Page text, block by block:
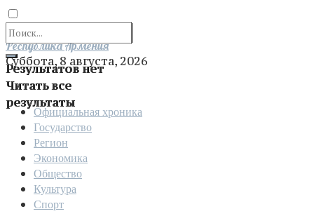
Результатов нет
Читать все
результаты
Отправить
Республика Армения
Суббота, 8 августа, 2026
Официальная хроника
Государство
Регион
Экономика
Общество
Культура
Спорт